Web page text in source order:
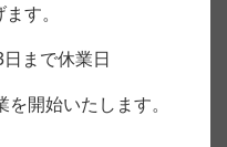
す。
まで休業日
開始いたします。